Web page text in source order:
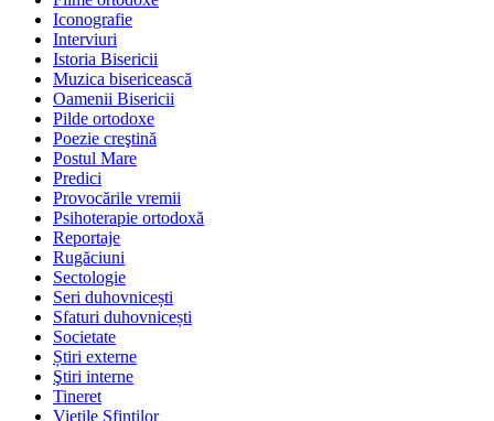
Iconografie
Interviuri
Istoria Bisericii
Muzica bisericească
Oamenii Bisericii
Pilde ortodoxe
Poezie creştină
Postul Mare
Predici
Provocările vremii
Psihoterapie ortodoxă
Reportaje
Rugăciuni
Sectologie
Seri duhovnicești
Sfaturi duhovnicești
Societate
Știri externe
Ştiri interne
Tineret
Vieţile Sfinţilor